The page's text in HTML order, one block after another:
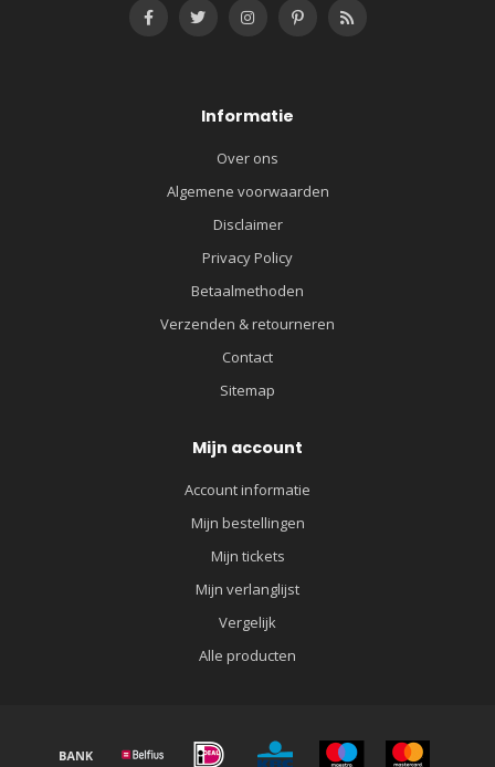
Informatie
Over ons
Algemene voorwaarden
Disclaimer
Privacy Policy
Betaalmethoden
Verzenden & retourneren
Contact
Sitemap
Mijn account
Account informatie
Mijn bestellingen
Mijn tickets
Mijn verlanglijst
Vergelijk
Alle producten